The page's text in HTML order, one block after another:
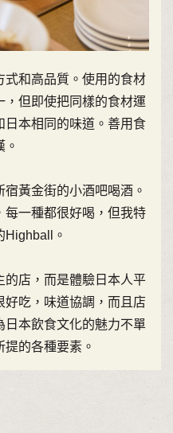
式和高品質。使用的食材
但即使把同樣的食材運
日本相同的味道。善用食
黃金街的小酒吧喝酒。
每一種都很好喝，但我特
Highball。
的店，而是體驗日本人平
好吃，味道協調，而且店
日本飲食文化的魅力不單
的各種要素。